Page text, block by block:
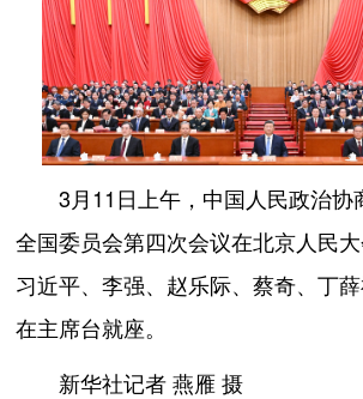
3月11日上午，中国人民政治协
全国委员会第四次会议在北京人民
习近平、李强、赵乐际、蔡奇、丁
在主席台就座。
新华社记者 燕雁 摄